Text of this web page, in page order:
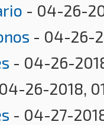
- 04-26-
- 04-26-
- 04-26-
26-2018,
- 04-27-